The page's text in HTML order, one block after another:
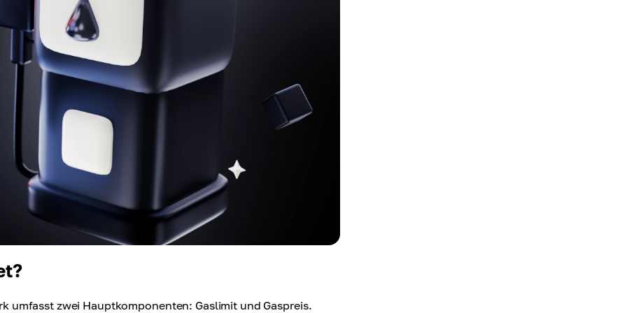
umfasst zwei Hauptkomponenten: Gaslimit und Gaspreis.